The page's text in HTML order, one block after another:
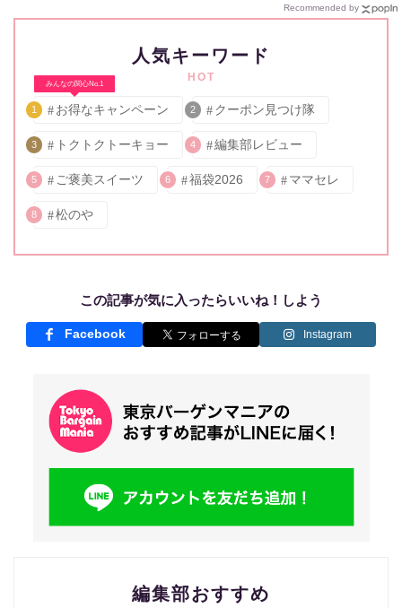
Recommended by
人気キーワード
HOT
みんなの関心No.1
1 お得なキャンペーン 2 クーポン見つけ隊
3 トクトクトーキョー 4 編集部レビュー
5 ご褒美スイーツ 6 福袋2026 7 ママセレ
8 松のや
この記事が気に入ったらいいね！しよう
Facebook Instagram
編集部おすすめ